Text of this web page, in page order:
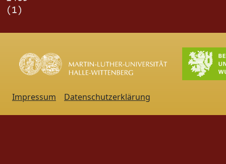
(1)
Impressum Datenschutzerklärung